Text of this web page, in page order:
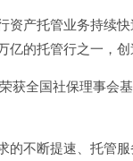
产托管业务持续快
亿的托管行之一，
全国社保理事会
不断提速、托管服